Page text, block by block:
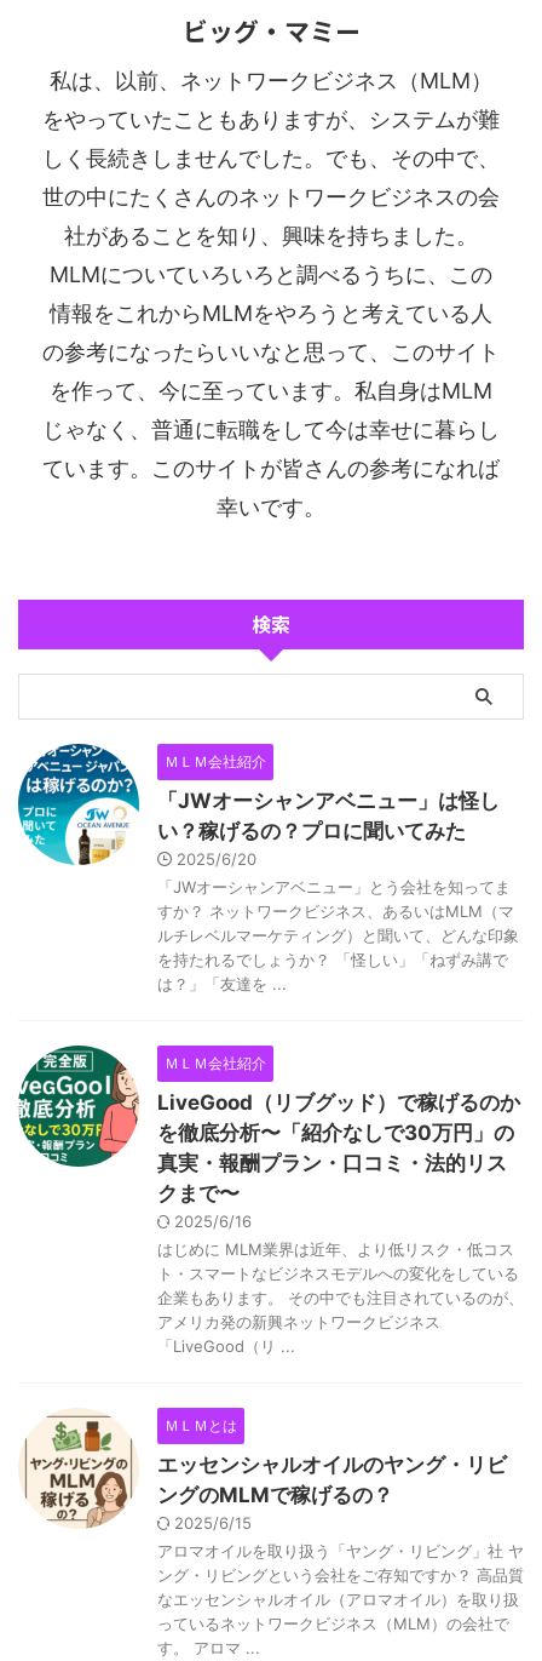
ビッグ・マミー
私は、以前、ネットワークビジネス（MLM）
をやっていたこともありますが、システムが難
しく長続きしませんでした。でも、その中で、
世の中にたくさんのネットワークビジネスの会
社があることを知り、興味を持ちました。
MLMについていろいろと調べるうちに、この
情報をこれからMLMをやろうと考えている人
の参考になったらいいなと思って、このサイト
を作って、今に至っています。私自身はMLM
じゃなく、普通に転職をして今は幸せに暮らし
ています。このサイトが皆さんの参考になれば
幸いです。
検索
ＭＬＭ会社紹介
「JWオーシャンアベニュー」は怪し
い？稼げるの？プロに聞いてみた
2025/6/20
「JWオーシャンアベニュー」とう会社を知ってま
すか？ ネットワークビジネス、あるいはMLM（マ
ルチレベルマーケティング）と聞いて、どんな印象
を持たれるでしょうか？ 「怪しい」「ねずみ講で
は？」「友達を ...
ＭＬＭ会社紹介
LiveGood（リブグッド）で稼げるのか
を徹底分析〜「紹介なしで30万円」の
真実・報酬プラン・口コミ・法的リス
クまで〜
2025/6/16
はじめに MLM業界は近年、より低リスク・低コス
ト・スマートなビジネスモデルへの変化をしている
企業もあります。 その中でも注目されているのが、
アメリカ発の新興ネットワークビジネス
「LiveGood（リ ...
ＭＬＭとは
エッセンシャルオイルのヤング・リビ
ングのMLMで稼げるの？
2025/6/15
アロマオイルを取り扱う「ヤング・リビング」社 ヤ
ング・リビングという会社をご存知ですか？ 高品質
なエッセンシャルオイル（アロマオイル）を取り扱
っているネットワークビジネス（MLM）の会社で
す。 アロマ ...